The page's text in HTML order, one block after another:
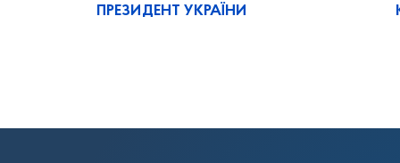
ПРЕЗИДЕНТ УКРАЇНИ